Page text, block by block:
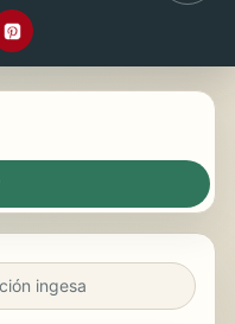
ingesa